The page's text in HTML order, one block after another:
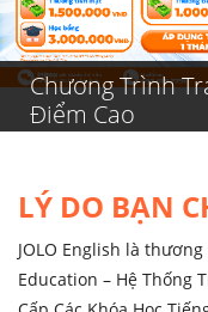
Chương Trình
Điểm Cao
LÝ DO BẠN
JOLO English là
Education – Hệ Thống